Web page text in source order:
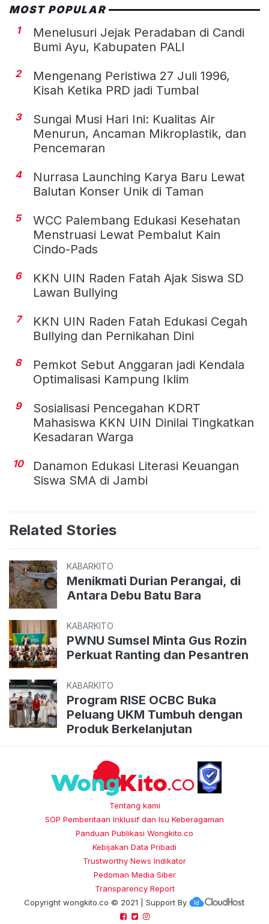
MOST POPULAR
1
Menelusuri Jejak Peradaban di Candi
Bumi Ayu, Kabupaten PALI
2
Mengenang Peristiwa 27 Juli 1996,
Kisah Ketika PRD jadi Tumbal
3
Sungai Musi Hari Ini: Kualitas Air
Menurun, Ancaman Mikroplastik, dan
Pencemaran
4
Nurrasa Launching Karya Baru Lewat
Balutan Konser Unik di Taman
5
WCC Palembang Edukasi Kesehatan
Menstruasi Lewat Pembalut Kain
Cindo-Pads
6
KKN UIN Raden Fatah Ajak Siswa SD
Lawan Bullying
7
KKN UIN Raden Fatah Edukasi Cegah
Bullying dan Pernikahan Dini
8
Pemkot Sebut Anggaran jadi Kendala
Optimalisasi Kampung Iklim
9
Sosialisasi Pencegahan KDRT
Mahasiswa KKN UIN Dinilai Tingkatkan
Kesadaran Warga
10
Danamon Edukasi Literasi Keuangan
Siswa SMA di Jambi
Related Stories
KABARKITO
Menikmati Durian Perangai, di
Antara Debu Batu Bara
KABARKITO
PWNU Sumsel Minta Gus Rozin
Perkuat Ranting dan Pesantren
KABARKITO
Program RISE OCBC Buka
Peluang UKM Tumbuh dengan
Produk Berkelanjutan
Tentang kami
SOP Pemberitaan Inklusif dan Isu Keberagaman
Panduan Publikasi Wongkito.co
Kebijakan Data Pribadi
Trustworthy News Indikator
Pedoman Media Siber
Transparency Report
Copyright wongkito.co © 2021 | Support By